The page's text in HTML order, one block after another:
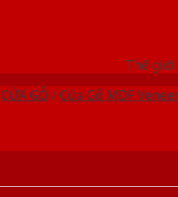
Thế giới
CỬA GỖ /Cửa Gỗ MDF